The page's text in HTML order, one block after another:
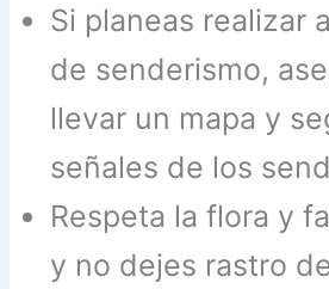
Si planeas realizar
de senderismo,
llevar un mapa y
señales de los
Respeta la flora y
y no dejes rastro